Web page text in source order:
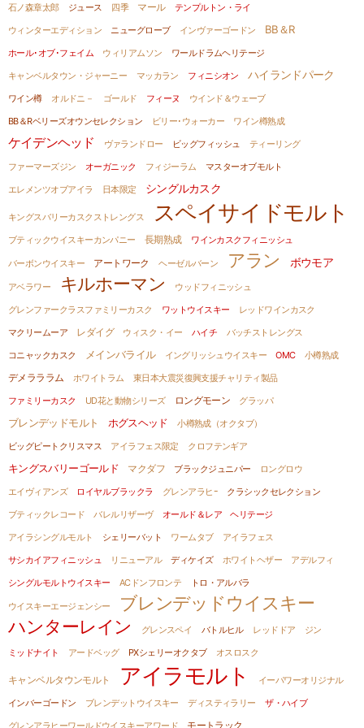
石ノ森章太郎 ジュース 四季 マール
テンプルトン・ライ
ウィンターエディション
ニューグローブ インヴァーゴードン BB＆R
ホール･オブ･フェイム ウィリアムソン
ワールドラムヘリテージ
キャンベルタウン・ジャーニー
マッカラン フィニシオン ハイランドパーク
ワイン樽 オルドニ－ ゴールド フィーヌ
ウインド＆ウェーブ
BB＆Rベリーズオウンセレクション
ビリー･ウォーカー ワイン樽熟成
ケイデンヘッド ヴァランドロー ビッグフィッシュ
ティーリング
ファーマーズジン
オーガニック フィジーラム
マスターオブモルト
エレメンツオブアイラ
日本限定 シングルカスク
キングスバリーカスクストレングス スペイサイドモルト
ブティックウイスキーカンパニー 長期熟成 ワインカスクフィニッシュ
バーボンウイスキー アートワーク ヘーゼルバーン アラン ボウモア
アベラワー キルホーマン
ウッドフィニッシュ
グレンファークラスファミリーカスク
ワットウイスキー
レッドワインカスク
マクリームーア
レダイグ ウィスク・イー ハイチ
バッチストレングス
コニャックカスク
メインバライル イングリッシュウイスキー OMC
小樽熟成
デメラララム
ホワイトラム
東日本大震災復興支援チャリティ製品
ファミリーカスク
UD花と動物シリーズ ロングモーン グラッパ
ブレンデッドモルト ホグスヘッド
小樽熟成（オクタブ）
ビッグピートクリスマス
アイラフェス限定 クロフテンギア
キングスバリーゴールド マクダフ ブラックジュニパー
ロングロウ
エイヴィアンズ
ロイヤルブラックラ グレンアラヒｰ
クラシックセレクション
ブティックレコード
バレルリザーヴ
オールド＆レア ヘリテージ
アイラシングルモルト
シェリーバット ワームタブ
アイラフェス
サシカイアフィニッシュ
リニューアル ディケイズ ホワイトヘザー
アデルフィ
シングルモルトウイスキー
ACドンフロンテ トロ・アルバラ
ウイスキーエージェンシー
ブレンデッドウイスキー
ハンターレイン
グレンスペイ バトルヒル レッドドア
ジン
ミッドナイト
アードベッグ PXシェリーオクタブ オスロスク
キャンベルタウンモルト アイラモルト
イーパワーオリジナル
インバーゴードン
ブレンデットウイスキー ディスティラリー
ザ・ハイブ
モートラック